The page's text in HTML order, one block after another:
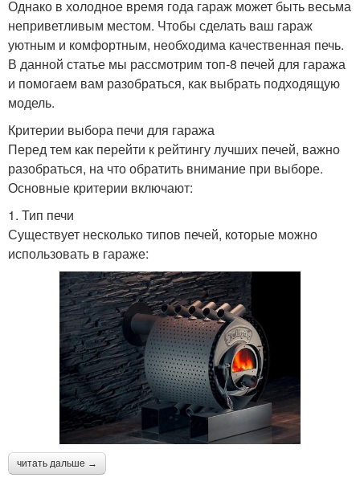
Однако в холодное время года гараж может быть весьма
неприветливым местом. Чтобы сделать ваш гараж
уютным и комфортным, необходима качественная печь.
В данной статье мы рассмотрим топ-8 печей для гаража
и помогаем вам разобраться, как выбрать подходящую
модель.
Критерии выбора печи для гаража
Перед тем как перейти к рейтингу лучших печей, важно
разобраться, на что обратить внимание при выборе.
Основные критерии включают:
1. Тип печи
Существует несколько типов печей, которые можно
использовать в гараже:
читать дальше →